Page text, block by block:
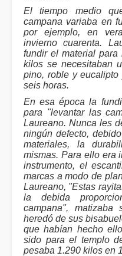
El tiempo medio
campana variaba en
por ejemplo, en
invierno cuarenta.
fundir el material
kilos se necesitaban
pino, roble y
seis horas.
En esa época la
para "levantar las
Laureano. Nunca les
ningún defecto,
materiales, la
mismas. Para ello era
instrumento, el
marcas a modo de
Laureano, "Estas
la debida
campana",
heredó de sus
que habían hecho
sido para el templo
pesaba 1.290 kilos en